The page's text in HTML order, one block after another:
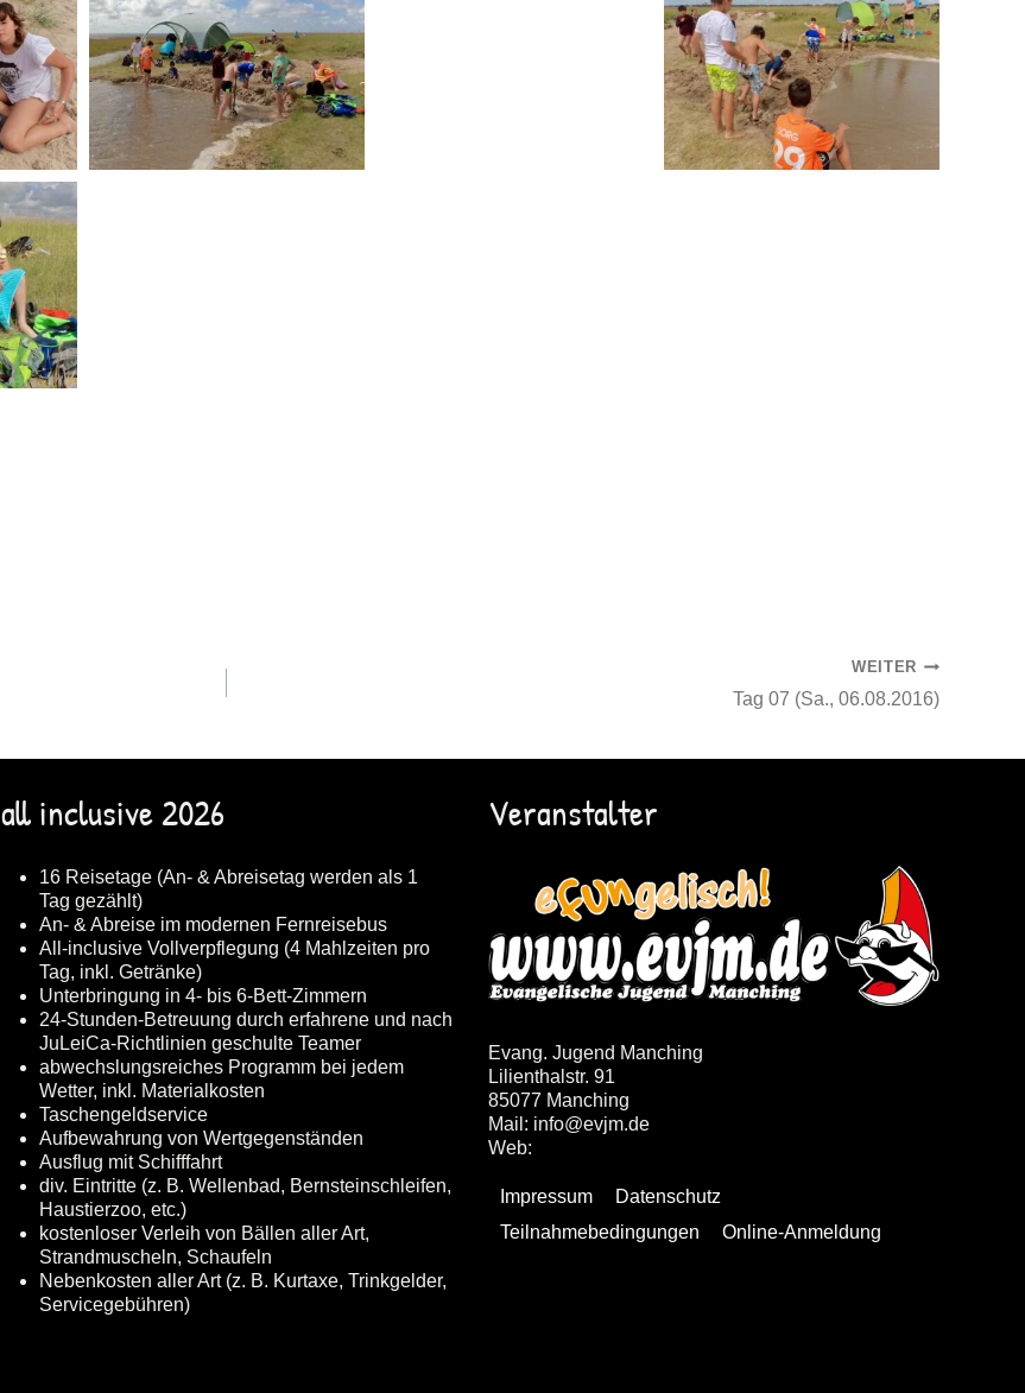
WEITER
Tag 07 (Sa., 06.08.2016)
all inclusive 2026
16 Reisetage (An- & Abreisetag werden als 1
Tag gezählt)
An- & Abreise im modernen Fernreisebus
All-inclusive Vollverpflegung (4 Mahlzeiten pro
Tag, inkl. Getränke)
Unterbringung in 4- bis 6-Bett-Zimmern
24-Stunden-Betreuung durch erfahrene und nach
JuLeiCa-Richtlinien geschulte Teamer
abwechslungsreiches Programm bei jedem
Wetter, inkl. Materialkosten
Taschengeldservice
Aufbewahrung von Wertgegenständen
Ausflug mit Schifffahrt
div. Eintritte (z. B. Wellenbad, Bernsteinschleifen,
Haustierzoo, etc.)
kostenloser Verleih von Bällen aller Art,
Strandmuscheln, Schaufeln
Nebenkosten aller Art (z. B. Kurtaxe, Trinkgelder,
Servicegebühren)
Veranstalter
Evang. Jugend Manching
Lilienthalstr. 91
85077 Manching
Mail: info@evjm.de
Web:
Impressum
Datenschutz
Teilnahmebedingungen
Online-Anmeldung